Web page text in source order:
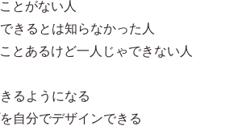
とがない人
きるとは知らなかった人
とあるけど一人じゃできない人
るようになる
自分でデザインできる